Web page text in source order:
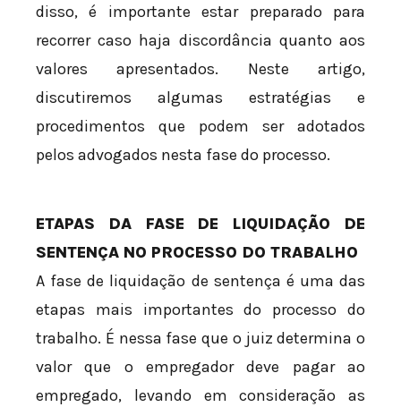
disso, é importante estar preparado para
recorrer caso haja discordância quanto aos
valores apresentados. Neste artigo,
discutiremos algumas estratégias e
procedimentos que podem ser adotados
pelos advogados nesta fase do processo.
ETAPAS DA FASE DE LIQUIDAÇÃO DE
SENTENÇA NO PROCESSO DO TRABALHO
A fase de liquidação de sentença é uma das
etapas mais importantes do processo do
trabalho. É nessa fase que o juiz determina o
valor que o empregador deve pagar ao
empregado, levando em consideração as